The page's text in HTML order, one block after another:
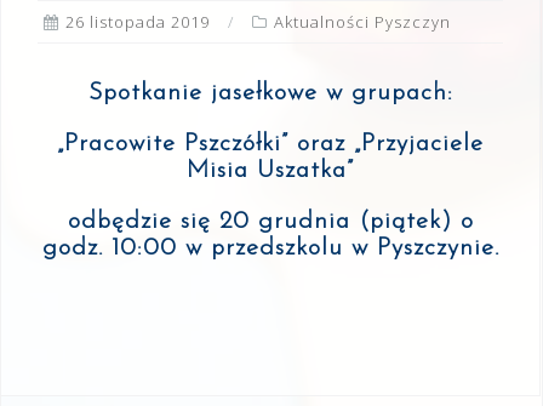
26 listopada 2019 Aktualności Pyszczyn
Spotkanie jasełkowe w grupach:
„Pracowite Pszczółki” oraz „Przyjaciele
Misia Uszatka”
odbędzie się 20 grudnia (piątek) o
godz. 10:00 w przedszkolu w Pyszczynie.